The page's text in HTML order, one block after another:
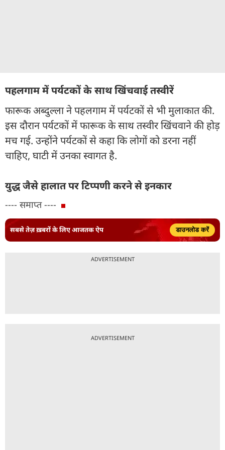
पहलगाम में पर्यटकों के साथ खिंचवाई तस्वीरें
फारूक अब्दुल्ला ने पहलगाम में पर्यटकों से भी मुलाकात की.
इस दौरान पर्यटकों में फारूक के साथ तस्वीर खिंचवाने की होड़
मच गई. उन्होंने पर्यटकों से कहा कि लोगों को डरना नहीं
चाहिए, घाटी में उनका स्वागत है.
युद्ध जैसे हालात पर टिप्पणी करने से इनकार
---- समाप्त ----
सबसे तेज़ ख़बरों के लिए आजतक ऐप डाउनलोड करें
ADVERTISEMENT
ADVERTISEMENT